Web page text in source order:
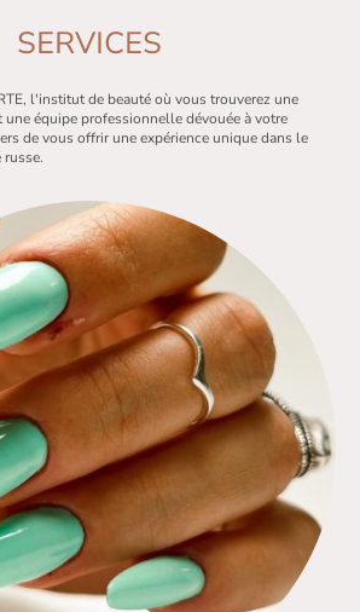
SERVICES
l'institut de beauté où vous trouverez une
équipe professionnelle dévouée à votre
de vous offrir une expérience unique dans le